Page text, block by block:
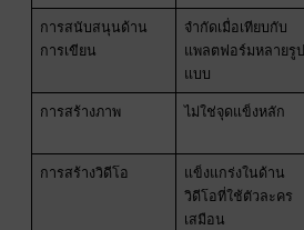
การสนับสนุนด้าน
การเขียน
จำกัดเมื่อเทียบกับ
แพลตฟอร์มหลายรูป
แบบ
การสร้างภาพ ไม่ใช่จุดแข็งหลัก
การสร้างวิดีโอ
แข็งแกร่งในด้าน
วิดีโอที่ใช้ตัวละคร
เสมือน